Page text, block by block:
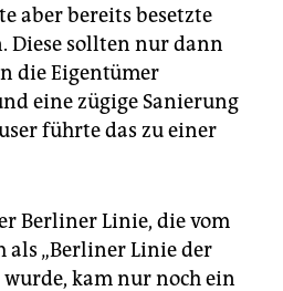
aber bereits besetzte
Diese sollten nur dann
die Eigentümer
eine zügige Sanierung
führte das zu einer
Berliner Linie, die vom
als „Berliner Linie der
kam nur noch ein